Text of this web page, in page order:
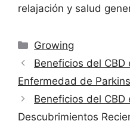
relajación y salud
Categorías
Growing
Beneficios del
Enfermedad de
Beneficios del CBD
Descubrimientos